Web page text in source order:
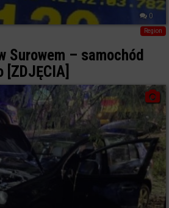
0
Region
Surowem – samochód
[ZDJĘCIA]